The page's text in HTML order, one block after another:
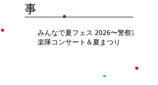
事
みんなで夏フェス 2026〜警察音
楽隊コンサート＆夏まつり